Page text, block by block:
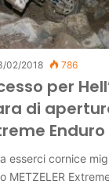
02/2018 786
per
di
Enduro
esserci cornice
METZELER